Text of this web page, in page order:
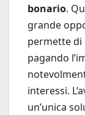
bonario.
grande
permette di
pagando
interessi.
un’unica